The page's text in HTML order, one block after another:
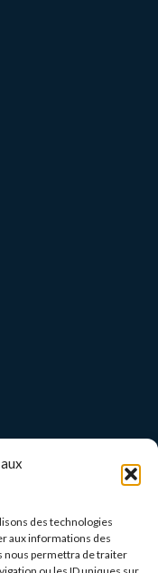
des technologies
aux informations des
nous permettra de traiter